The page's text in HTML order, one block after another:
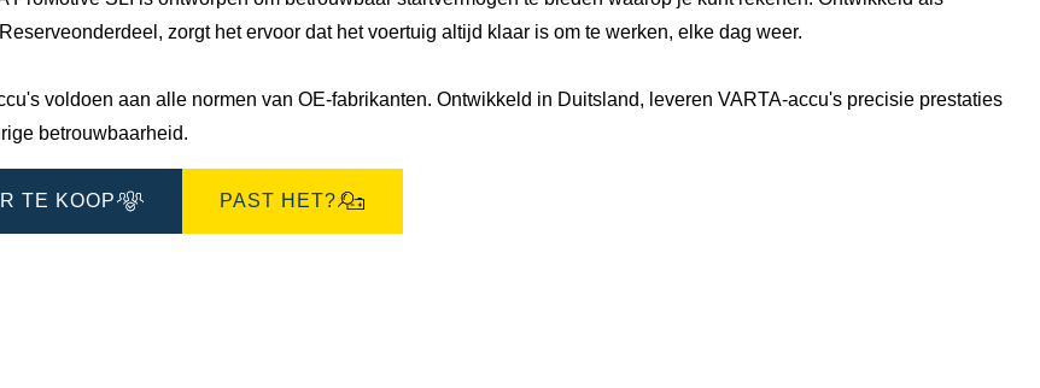
zorgt het ervoor dat het voertuig altijd klaar is om te werken, elke dag weer.
voldoen aan alle normen van OE-fabrikanten. Ontwikkeld in Duitsland, leveren VARTA-accu's precisie prestaties
betrouwbaarheid.
TE KOOP PAST HET?